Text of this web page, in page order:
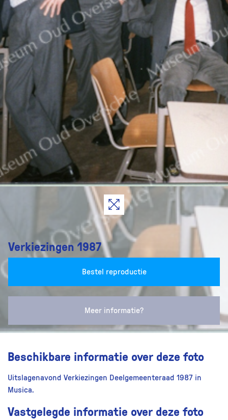
Verkiezingen 1987
Bestel reproductie
Meer informatie?
Beschikbare informatie over deze foto
Uitslagenavond Verkiezingen Deelgemeenteraad 1987 in
Musica.
Vastgelegde informatie over deze foto